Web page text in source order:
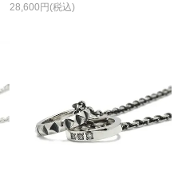
28,600